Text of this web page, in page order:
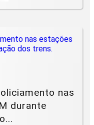
nas
durante